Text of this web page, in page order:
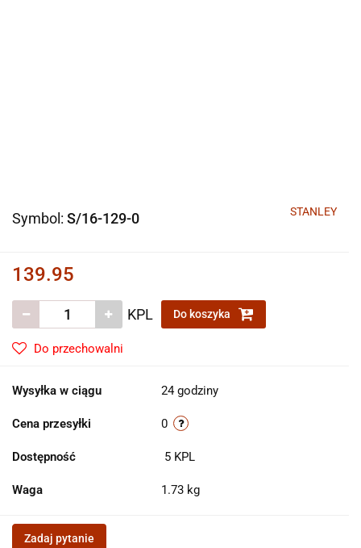
Symbol: S/16-129-0 STANLEY
139.95
KPL Do koszyka
Do przechowalni
Wysyłka w ciągu 24 godziny
Cena przesyłki 0
Dostępność 5 KPL
Waga 1.73 kg
Zadaj pytanie